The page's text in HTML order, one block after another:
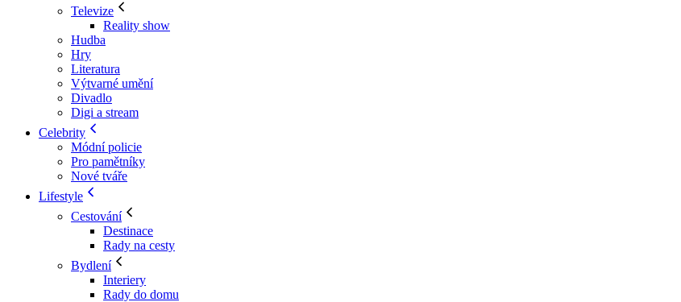
Televize
Reality show
Hudba
Hry
Literatura
Výtvarné umění
Divadlo
Digi a stream
Celebrity
Módní policie
Pro pamětníky
Nové tváře
Lifestyle
Cestování
Destinace
Rady na cesty
Bydlení
Interiery
Rady do domu